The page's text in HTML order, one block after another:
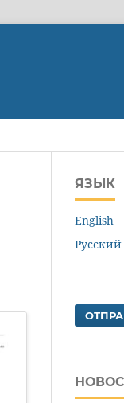
ЯЗЫК
English
Русский